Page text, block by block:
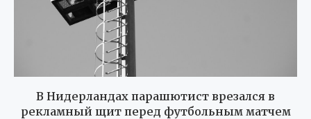
В Нидерландах парашютист врезался в
рекламный щит перед футбольным матчем